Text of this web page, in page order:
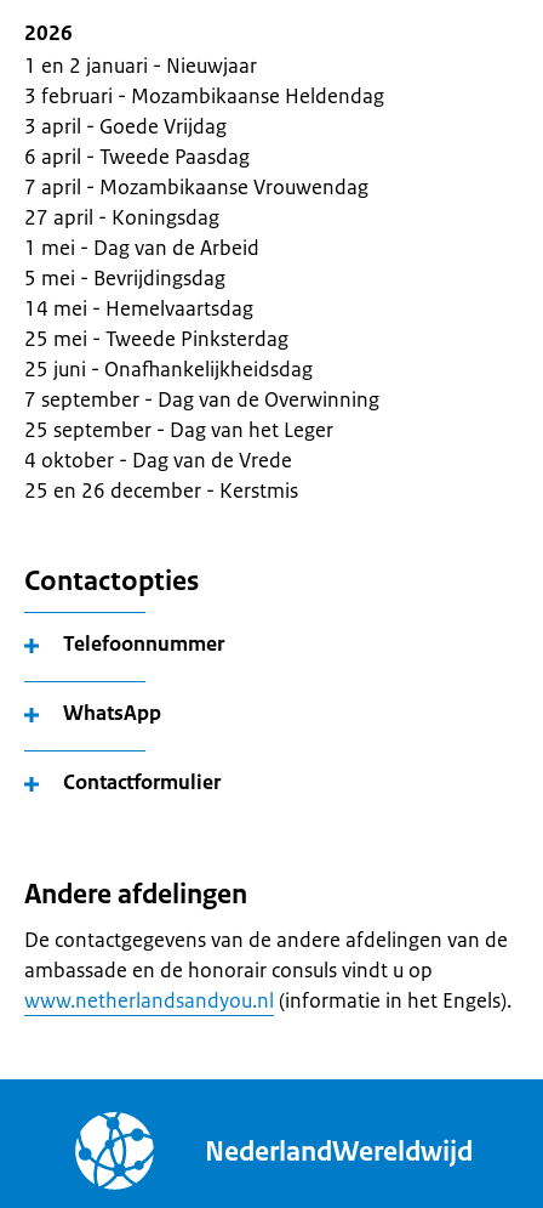
2026
1 en 2 januari - Nieuwjaar
3 februari - Mozambikaanse Heldendag
3 april - Goede Vrijdag
6 april - Tweede Paasdag
7 april - Mozambikaanse Vrouwendag
27 april - Koningsdag
1 mei - Dag van de Arbeid
5 mei - Bevrijdingsdag
14 mei - Hemelvaartsdag
25 mei - Tweede Pinksterdag
25 juni - Onafhankelijkheidsdag
7 september - Dag van de Overwinning
25 september - Dag van het Leger
4 oktober - Dag van de Vrede
25 en 26 december - Kerstmis
Contactopties
Telefoonnummer
WhatsApp
Contactformulier
Andere afdelingen
De contactgegevens van de andere afdelingen van de
ambassade en de honorair consuls vindt u op
www.netherlandsandyou.nl (informatie in het Engels).
NederlandWereldwijd